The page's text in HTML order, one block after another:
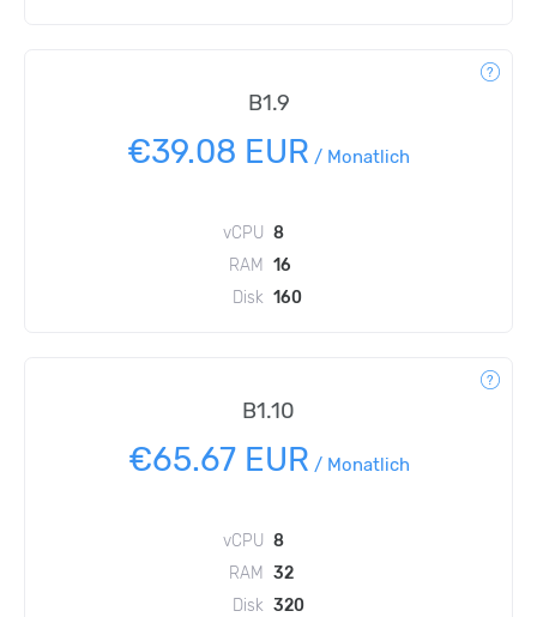
B1.9
€39.08 EUR / Monatlich
vCPU 8
RAM
16
Disk 160
B1.10
€65.67 EUR / Monatlich
vCPU 8
RAM
32
Disk 320